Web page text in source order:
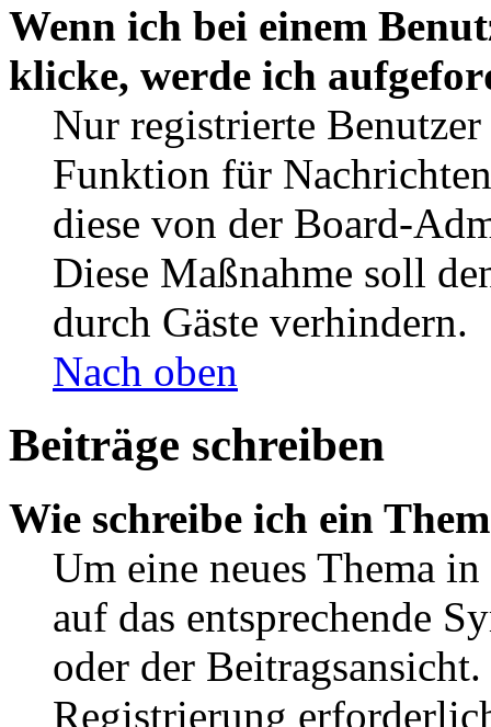
Wenn ich bei einem
klicke, werde ich
Nur registrierte
Funktion für
diese von der Board-
Diese Maßnahme soll
durch Gäste verhindern.
Nach oben
Beiträge schreiben
Wie schreibe ich ein
Um eine neues Thema
auf das entsprechende
oder der
Registrierung